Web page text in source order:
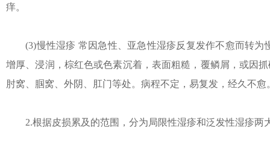
痒。
(3)慢性湿疹 常因急性、亚急性湿疹反复发作不愈而转为
增厚、浸润，棕红色或色素沉着，表面粗糙，覆鳞屑，或因
肘窝、腘窝、外阴、肛门等处。病程不定，易复发，经久不愈
2.根据皮损累及的范围，分为局限性湿疹和泛发性湿疹两